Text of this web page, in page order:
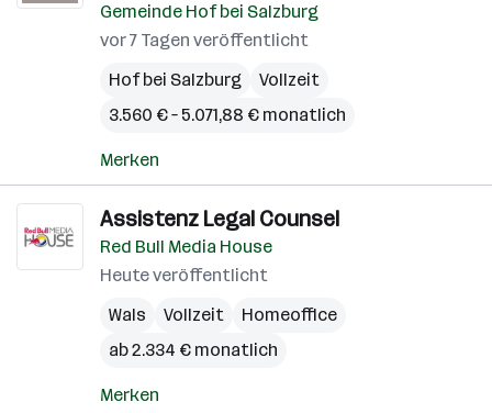
Gemeinde Hof bei Salzburg
vor 7 Tagen veröffentlicht
Hof bei Salzburg
Vollzeit
3.560 € – 5.071,88 € monatlich
Merken
Assistenz Legal Counsel
Red Bull Media House
Heute veröffentlicht
Wals
Vollzeit
Homeoffice
ab 2.334 € monatlich
Merken